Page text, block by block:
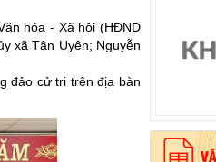
đạo đức, phong cách Hồ Chí Minh”
hóa - Xã hội (HĐND
xã Tân Uyên; Nguyễn
đảo cử tri trên địa bàn